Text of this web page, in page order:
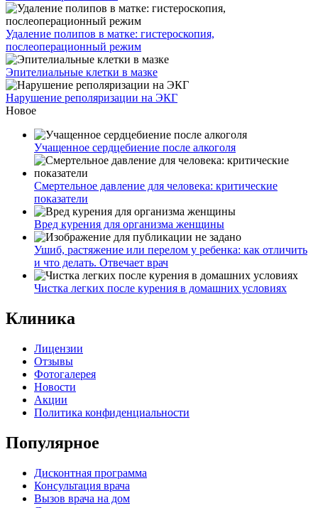
Удаление полипов в матке: гистероскопия,
послеоперационный режим
Эпителиальные клетки в мазке
Нарушение реполяризации на ЭКГ
Новое
Учащенное сердцебиение после алкоголя
Смертельное давление для человека: критические
показатели
Вред курения для организма женщины
Ушиб, растяжение или перелом у ребенка: как отличить
и что делать. Отвечает врач
Чистка легких после курения в домашних условиях
Клиника
Лицензии
Отзывы
Фотогалерея
Новости
Акции
Политика конфиденциальности
Популярное
Дисконтная программа
Консультация врача
Вызов врача на дом